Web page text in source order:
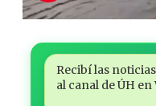
Recibí las
al canal de ÚH en